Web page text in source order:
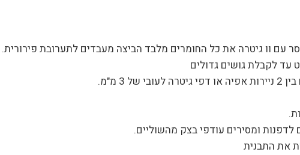
עם וו גיטרה את כל החומרים מלבד הביצה מעבדים לתערובת פירורית.
עד לקבלת גושים גדולים
3 מ"מ.
ומסירים עודפי בצק מהשוליים.